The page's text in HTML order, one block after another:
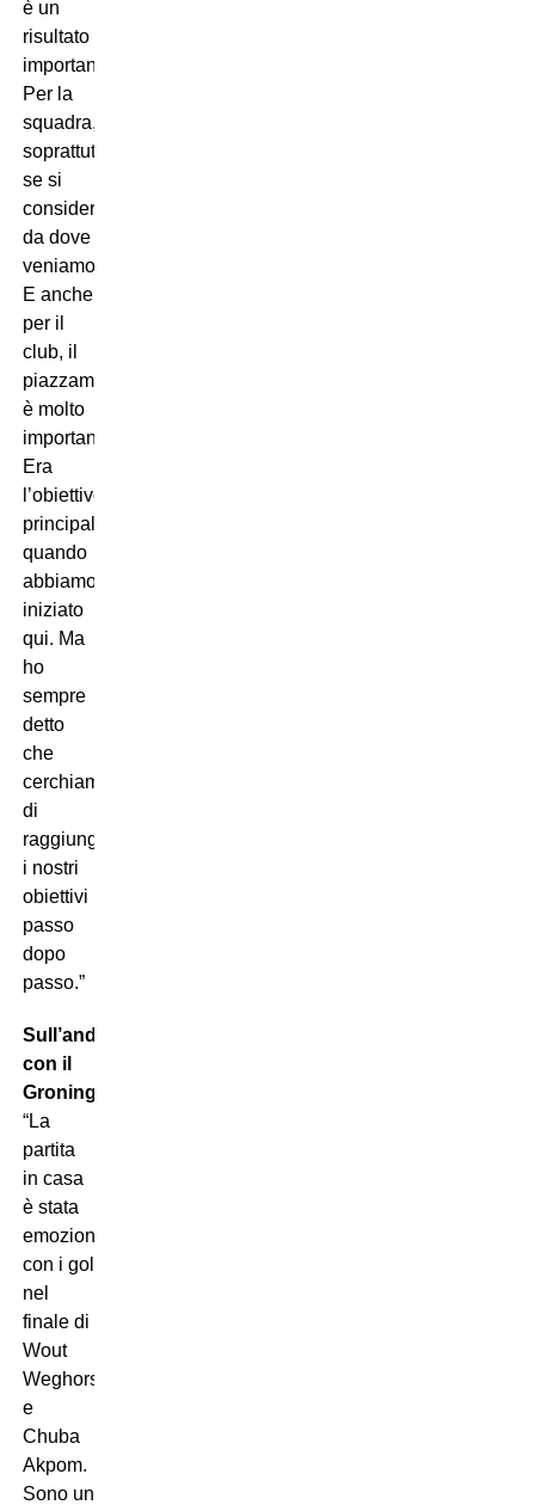
è un
risultato
importante.
Per la
squadra,
soprattutto
se si
considera
da dove
veniamo.
E anche
per il
club, il
piazzamento
è molto
importante.
Era
l’obiettivo
principale
quando
abbiamo
iniziato
qui. Ma
ho
sempre
detto
che
cerchiamo
di
raggiungere
i nostri
obiettivi
passo
dopo
passo.”
Sull’andata
con il
Groningen.
“La
partita
in casa
è stata
emozionante,
con i gol
nel
finale di
Wout
Weghorst
e
Chuba
Akpom.
Sono un